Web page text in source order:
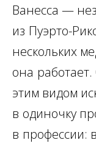
Ванесса —
из Пуэрто-
нескольких
она работает.
этим видом
в одиночку
в профессии: